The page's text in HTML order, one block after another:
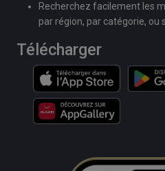
Recherchez facilement les
par région, par catégorie, ou
Télécharger